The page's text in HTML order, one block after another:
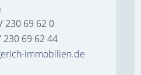
230 69 62 0
69 62 44
immobilien.de